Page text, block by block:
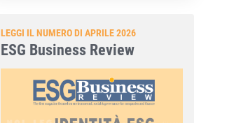
LEGGI IL NUMERO DI APRILE 2026
ESG Business Review